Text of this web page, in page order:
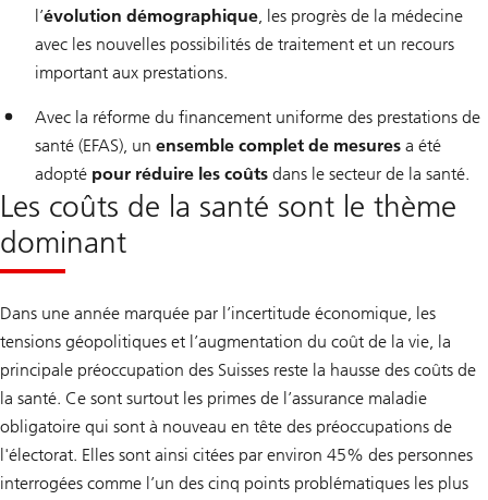
l’évolution démographique, les progrès de la médecine
avec les nouvelles possibilités de traitement et un recours
important aux prestations.
Avec la réforme du financement uniforme des prestations de
santé (EFAS), un ensemble complet de mesures a été
adopté pour réduire les coûts dans le secteur de la santé.
Les coûts de la santé sont le thème
dominant
Dans une année marquée par l’incertitude économique, les
tensions géopolitiques et l’augmentation du coût de la vie, la
principale préoccupation des Suisses reste la hausse des coûts de
la santé. Ce sont surtout les primes de l’assurance maladie
obligatoire qui sont à nouveau en tête des préoccupations de
l'électorat. Elles sont ainsi citées par environ 45% des personnes
interrogées comme l’un des cinq points problématiques les plus